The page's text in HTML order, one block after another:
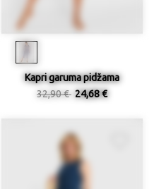
Kapri garuma pidžama
32,90 € 24,68 €